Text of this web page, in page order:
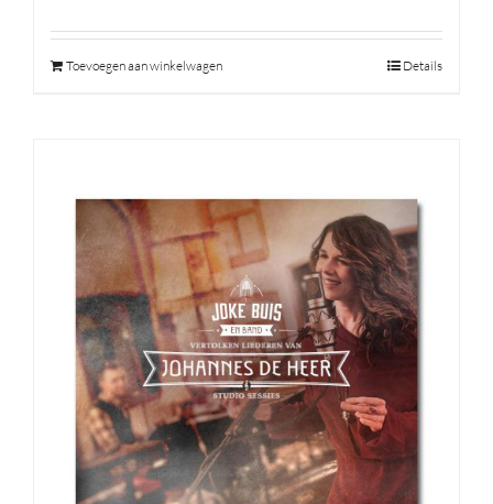
Toevoegen aan winkelwagen Details